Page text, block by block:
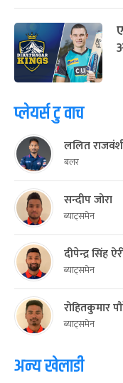
प्लेयर्स टु वाच
ललित
बलर
सन्दीप जोरा
ब्याट्समेन
दीपेन्द्र सिंह
ब्याट्समेन
रोहितकुमार
ब्याट्समेन
अन्य खेलाडी